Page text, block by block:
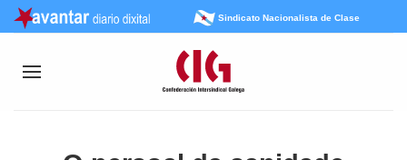
Sindicato Nacionalista de Clase